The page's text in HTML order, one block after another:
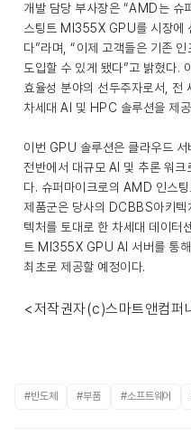
개발 담당 부사장은 “AMD는 슈
스팅트 MI355X GPU를 시장에
다”라며, “이제 고객들은 기존
도입할 수 있게 됐다”고 밝혔다.
효율성 분야의 선두주자로서, 전
차세대 AI 및 HPC 솔루션을 제
이번 GPU 솔루션은 클라우드
전반에서 대규모 AI 및 추론 워크
다. 슈퍼마이크로의 AMD 인스
제품군은 당사의 DCBBS아키
텍처를 토대로 한 차세대 데이터
트 MI355X GPU AI 서버를 통해
최초로 제공할 예정이다.
<저작권자(c)스마트앤컴퍼
#반도체 #부품 #소프트웨어